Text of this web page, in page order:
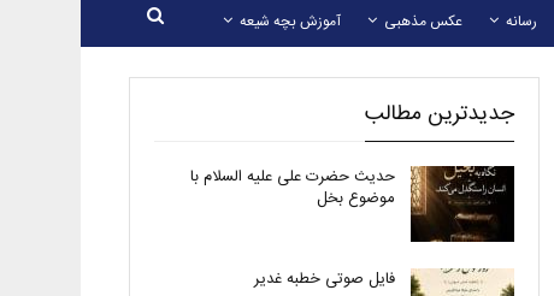
رسانه عکس مذهبی آموزش بچه شیعه
جدیدترین مطالب
حدیث حضرت علی علیه السلام با
موضوع بخل
فایل صوتی خطبه غدیر